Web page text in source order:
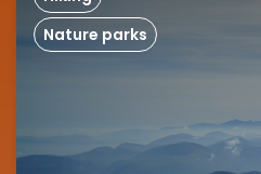
Nature parks